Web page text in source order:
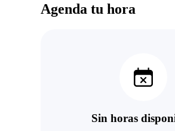
Agenda tu hora
Sin horas